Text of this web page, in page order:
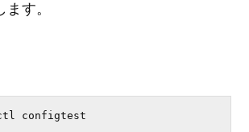
す。
configtest